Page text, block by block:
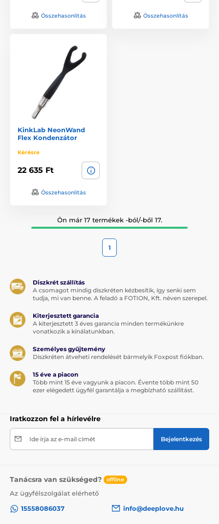
Összehasonlítás Összehasonlítás
KinkLab NeonWand
Flex Kondenzátor
Kérésre
22 635 Ft
Összehasonlítás
Ön már 17 termékek -ból/-ből 17.
1
Diszkrét szállítás
A csomagot mindig diszkréten kézbesítik, így senki sem
tudja, mi van benne. A feladó a FOTION, Kft. néven szerepel.
Kiterjesztett garancia
A kiterjesztett 3 éves garancia minden termékünkre
vonatkozik a kínálatunkban.
Személyes gyűjtemény
Diszkréten átveheti rendelését bármelyik Foxpost fiókban.
15 éve a piacon
Több mint 15 éve vagyunk a piacon. Évente több mint 50
ezer elégedett ügyfél garantálja a megbízható szállítást.
Iratkozzon fel a hírlevélre
Ide írja az e-mail címét Bejelentkezés
Tanácsra van szükséged? offline
Az ügyfélszolgálat elérhető
15558086037
info@deeplove.hu